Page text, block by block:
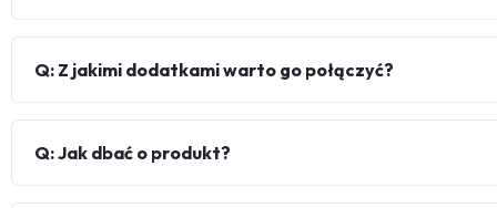
Q: Z jakimi dodatkami warto go połączyć?
Q: Jak dbać o produkt?